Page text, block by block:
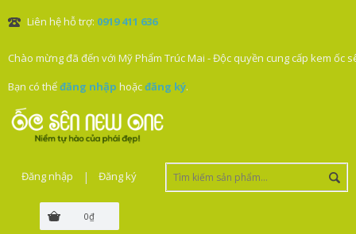
Liên hệ hỗ trợ: 0919 411 636
Chào mừng đã đến với Mỹ Phẩm Trúc Mai - Độc quyền cung cấp kem ốc
Bạn có thểđăng nhập hoặcđăng ký.
0₫
Đăng nhập | Đăng ký